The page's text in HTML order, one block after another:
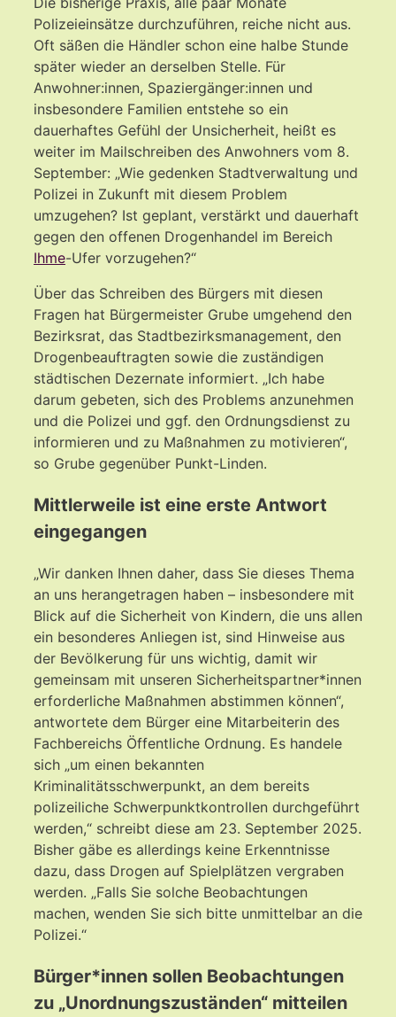
Polizeieinsätze durchzuführen, reiche nicht aus.
Oft säßen die Händler schon eine halbe Stunde
später wieder an derselben Stelle. Für
Anwohner:innen, Spaziergänger:innen und
insbesondere Familien entstehe so ein
dauerhaftes Gefühl der Unsicherheit, heißt es
weiter im Mailschreiben des Anwohners vom 8.
September: „Wie gedenken Stadtverwaltung und
Polizei in Zukunft mit diesem Problem
umzugehen? Ist geplant, verstärkt und dauerhaft
gegen den offenen Drogenhandel im Bereich
Ihme-Ufer vorzugehen?“
Über das Schreiben des Bürgers mit diesen
Fragen hat Bürgermeister Grube umgehend den
Bezirksrat, das Stadtbezirksmanagement, den
Drogenbeauftragten sowie die zuständigen
städtischen Dezernate informiert. „Ich habe
darum gebeten, sich des Problems anzunehmen
und die Polizei und ggf. den Ordnungsdienst zu
informieren und zu Maßnahmen zu motivieren“,
so Grube gegenüber Punkt-Linden.
Mittlerweile ist eine erste Antwort
eingegangen
„Wir danken Ihnen daher, dass Sie dieses Thema
an uns herangetragen haben – insbesondere mit
Blick auf die Sicherheit von Kindern, die uns allen
ein besonderes Anliegen ist, sind Hinweise aus
der Bevölkerung für uns wichtig, damit wir
gemeinsam mit unseren Sicherheitspartner*innen
erforderliche Maßnahmen abstimmen können“,
antwortete dem Bürger eine Mitarbeiterin des
Fachbereichs Öffentliche Ordnung. Es handele
sich „um einen bekannten
Kriminalitätsschwerpunkt, an dem bereits
polizeiliche Schwerpunktkontrollen durchgeführt
werden,“ schreibt diese am 23. September 2025.
Bisher gäbe es allerdings keine Erkenntnisse
dazu, dass Drogen auf Spielplätzen vergraben
werden. „Falls Sie solche Beobachtungen
machen, wenden Sie sich bitte unmittelbar an die
Polizei.“
Bürger*innen sollen Beobachtungen
zu „Unordnungszuständen“ mitteilen